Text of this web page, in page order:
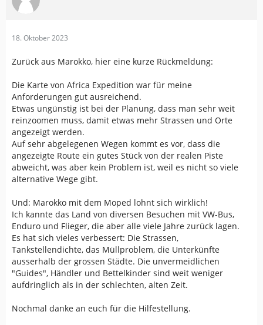
18. Oktober 2023
Zurück aus Marokko, hier eine kurze Rückmeldung:
Die Karte von Africa Expedition war für meine
Anforderungen gut ausreichend.
Etwas ungünstig ist bei der Planung, dass man sehr weit
reinzoomen muss, damit etwas mehr Strassen und Orte
angezeigt werden.
Auf sehr abgelegenen Wegen kommt es vor, dass die
angezeigte Route ein gutes Stück von der realen Piste
abweicht, was aber kein Problem ist, weil es nicht so viele
alternative Wege gibt.
Und: Marokko mit dem Moped lohnt sich wirklich!
Ich kannte das Land von diversen Besuchen mit VW-Bus,
Enduro und Flieger, die aber alle viele Jahre zurück lagen.
Es hat sich vieles verbessert: Die Strassen,
Tankstellendichte, das Müllproblem, die Unterkünfte
ausserhalb der grossen Städte. Die unvermeidlichen
"Guides", Händler und Bettelkinder sind weit weniger
aufdringlich als in der schlechten, alten Zeit.
Nochmal danke an euch für die Hilfestellung.